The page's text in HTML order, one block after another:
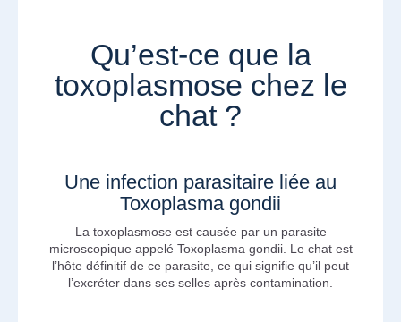
Qu’est-ce que la
toxoplasmose chez le
chat ?
Une infection parasitaire liée au
Toxoplasma gondii
La toxoplasmose est causée par un parasite
microscopique appelé Toxoplasma gondii. Le chat est
l’hôte définitif de ce parasite, ce qui signifie qu’il peut
l’excréter dans ses selles après contamination.